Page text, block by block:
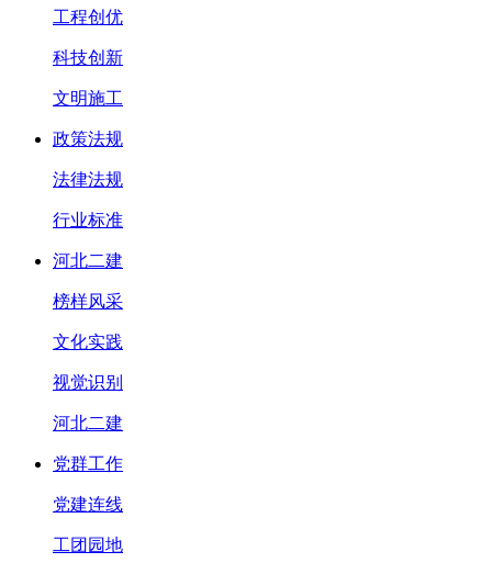
工程创优
科技创新
文明施工
政策法规
法律法规
行业标准
河北二建
榜样风采
文化实践
视觉识别
河北二建
党群工作
党建连线
工团园地